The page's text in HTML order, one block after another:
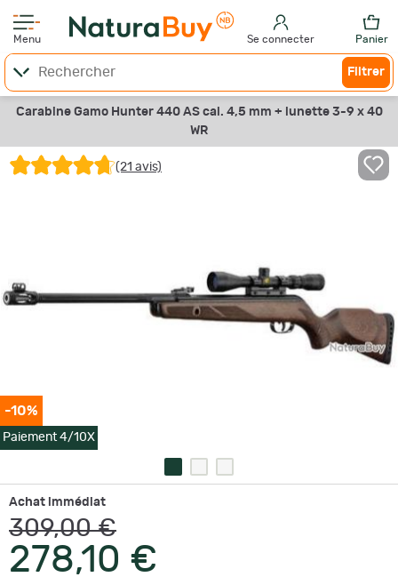
Menu Se connecter Panier
Filtrer
Carabine Gamo Hunter 440 AS cal. 4,5 mm + lunette 3-9 x 40
WR
(21 avis)
-10%
Paiement 4/10X
Achat immédiat
309,00 €
278,10 €